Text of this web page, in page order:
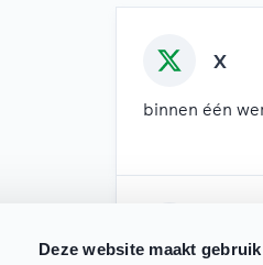
Deze website maakt
X
binnen één